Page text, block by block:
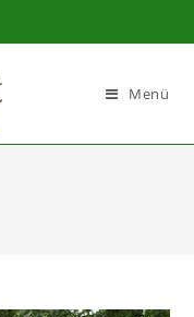
Menü